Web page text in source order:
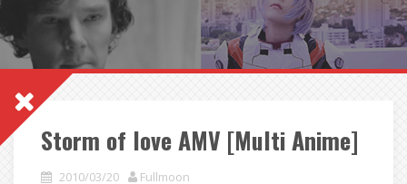
Storm of love AMV [Multi Anime]
2010/03/20 Fullmoon